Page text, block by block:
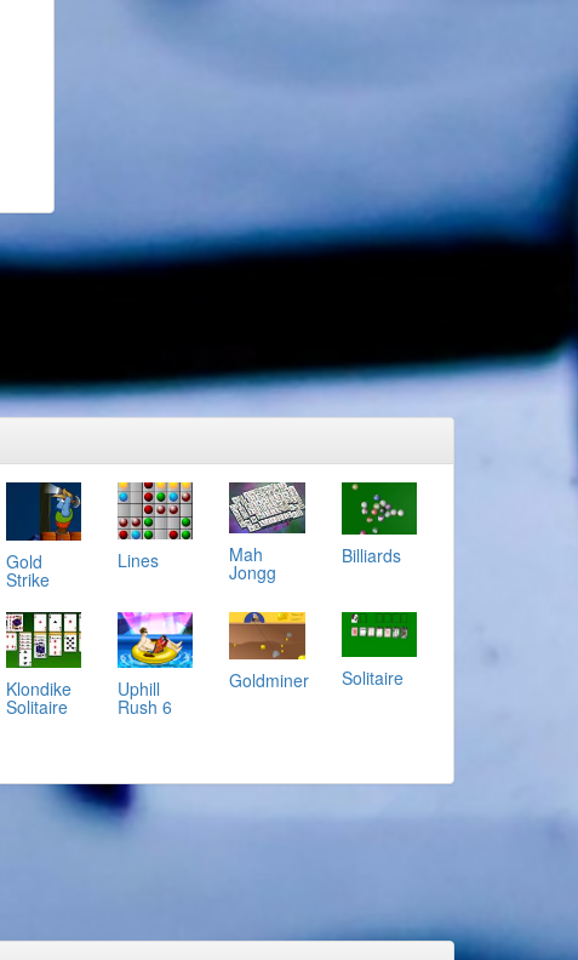
Gold
Strike
Lines Mah
Jongg
Billiards
Klondike
Solitaire
Uphill
Rush 6
Goldminer Solitaire